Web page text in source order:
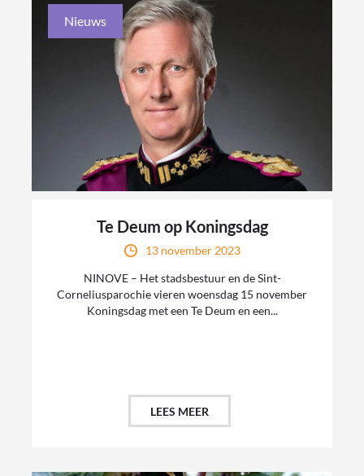
Nieuws
Te Deum op Koningsdag
13 november 2023
NINOVE – Het stadsbestuur en de Sint-
Corneliusparochie vieren woensdag 15 november
Koningsdag met een Te Deum en een...
LEES MEER